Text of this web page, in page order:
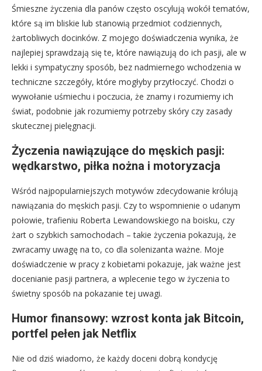
Śmieszne życzenia dla panów często oscylują wokół tematów,
które są im bliskie lub stanowią przedmiot codziennych,
żartobliwych docinków. Z mojego doświadczenia wynika, że
najlepiej sprawdzają się te, które nawiązują do ich pasji, ale w
lekki i sympatyczny sposób, bez nadmiernego wchodzenia w
techniczne szczegóły, które mogłyby przytłoczyć. Chodzi o
wywołanie uśmiechu i poczucia, że znamy i rozumiemy ich
świat, podobnie jak rozumiemy potrzeby skóry czy zasady
skutecznej pielęgnacji.
Życzenia nawiązujące do męskich pasji:
wędkarstwo, piłka nożna i motoryzacja
Wśród najpopularniejszych motywów zdecydowanie królują
nawiązania do męskich pasji. Czy to wspomnienie o udanym
połowie, trafieniu Roberta Lewandowskiego na boisku, czy
żart o szybkich samochodach – takie życzenia pokazują, że
zwracamy uwagę na to, co dla solenizanta ważne. Moje
doświadczenie w pracy z kobietami pokazuje, jak ważne jest
docenianie pasji partnera, a wplecenie tego w życzenia to
świetny sposób na pokazanie tej uwagi.
Humor finansowy: wzrost konta jak Bitcoin,
portfel pełen jak Netflix
Nie od dziś wiadomo, że każdy doceni dobrą kondycję